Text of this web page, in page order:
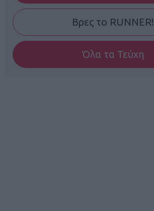
Βρες το RUNNER!
Όλα τα Τεύχη